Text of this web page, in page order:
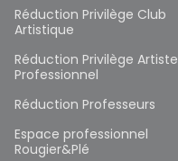
Réduction Privilège Club
Artistique
Réduction Privilège Artiste
Professionnel
Réduction Professeurs
Espace professionnel
Rougier&Plé